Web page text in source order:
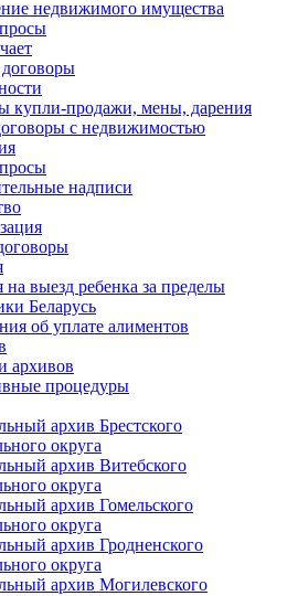
недвижимого имущества
купли-продажи, мены, дарения
с недвижимостью
надписи
на выезд ребенка за пределы
Беларусь
об уплате алиментов
архивов
процедуры
архив Брестского
округа
архив Витебского
округа
архив Гомельского
округа
архив Гродненского
округа
архив Могилевского